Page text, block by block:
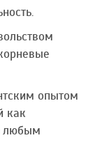
опытом
как
любым